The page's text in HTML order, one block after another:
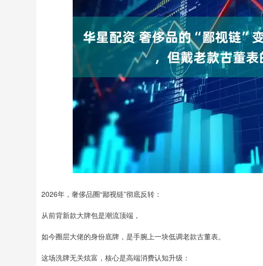
2026年，奢侈品圈“鄙视链”彻底反转：
从前背新款大牌包是潮流顶端，
如今圈层大佬的身份底牌，是手腕上一块低调老款古董表。
这场洗牌无关炫富，核心是高端消费认知升级：